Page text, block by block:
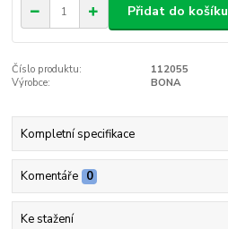
Přidat do košíku
Číslo produktu:
112055
Výrobce:
BONA
Kompletní specifikace
Komentáře 0
Ke stažení